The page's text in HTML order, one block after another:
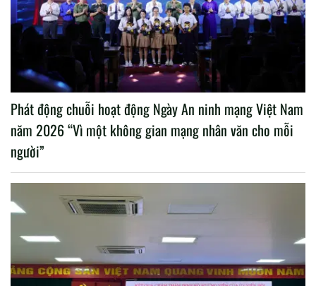
Phát động chuỗi hoạt động Ngày An ninh mạng Việt Nam
năm 2026 “Vì một không gian mạng nhân văn cho mỗi
người”